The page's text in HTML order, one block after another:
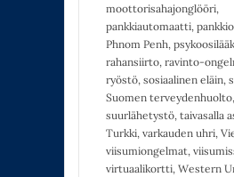
moottorisahajonglööri,
pankkiautomaatti,
Phnom Penh,
rahansiirto, ravinto-
ryöstö, sosiaalinen eläin,
Suomen terveydenhuolto,
suurlähetystö, taivasalla
Turkki, varkauden uhri,
viisumiongelmat,
virtuaalikortti, Western